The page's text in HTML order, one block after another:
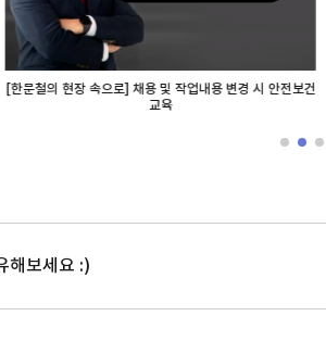
[한문철의 현장 속으로] 채용 및 작업내용 변경 시 안전보건
교육
해보세요 :)